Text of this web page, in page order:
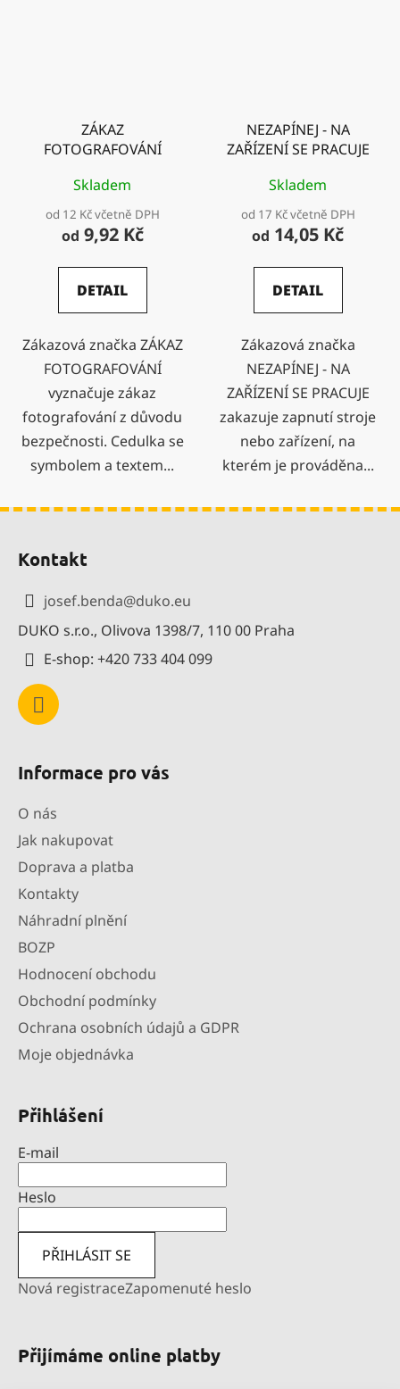
ZÁKAZ
FOTOGRAFOVÁNÍ
Skladem
od 12 Kč včetně DPH
od 9,92 Kč
DETAIL
Zákazová značka ZÁKAZ
FOTOGRAFOVÁNÍ
vyznačuje zákaz
fotografování z důvodu
bezpečnosti. Cedulka se
symbolem a textem...
NEZAPÍNEJ - NA
ZAŘÍZENÍ SE PRACUJE
Skladem
od 17 Kč včetně DPH
od 14,05 Kč
DETAIL
Zákazová značka
NEZAPÍNEJ - NA
ZAŘÍZENÍ SE PRACUJE
zakazuje zapnutí stroje
nebo zařízení, na
kterém je prováděna...
Kontakt
josef.benda@duko.eu
DUKO s.r.o., Olivova 1398/7, 110 00 Praha
E-shop: +420 733 404 099
Informace pro vás
O nás
Jak nakupovat
Doprava a platba
Kontakty
Náhradní plnění
BOZP
Hodnocení obchodu
Obchodní podmínky
Ochrana osobních údajů a GDPR
Moje objednávka
Přihlášení
E-mail
Heslo
PŘIHLÁSIT SE
Nová registraceZapomenuté heslo
Přijímáme online platby